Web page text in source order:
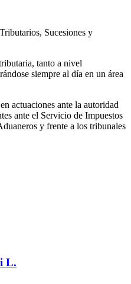
Sucesiones y
tanto a nivel
siempre al día en un área
actuaciones ante la autoridad
ante el Servicio de Impuestos
y frente a los tribunales
L.